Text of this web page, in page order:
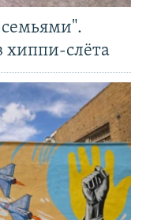
хиппи-слёта